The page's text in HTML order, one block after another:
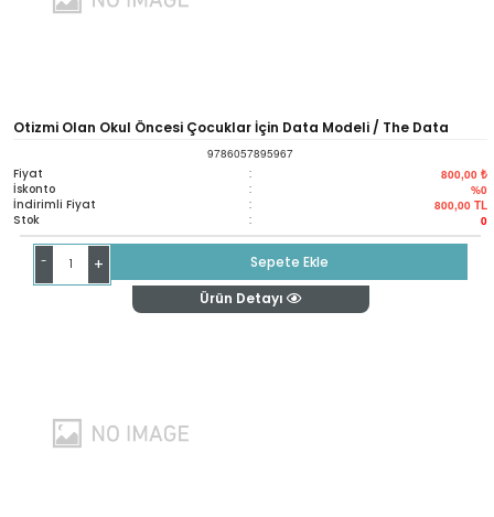
Otizmi Olan Okul Öncesi Çocuklar İçin Data Modeli / The Data
Model For Teaching Preschoolers With Autism
9786057895967
Fiyat : 800,00 ₺
İskonto : %0
İndirimli Fiyat : 800,00 TL
Stok : 0
- +
Sepete Ekle
Ürün Detayı